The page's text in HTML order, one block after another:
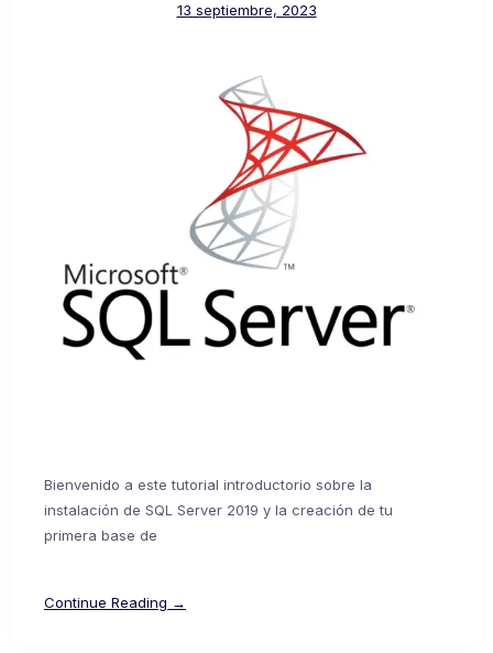
13 septiembre, 2023
Bienvenido a este tutorial introductorio sobre la
instalación de SQL Server 2019 y la creación de tu
primera base de
Continue Reading →